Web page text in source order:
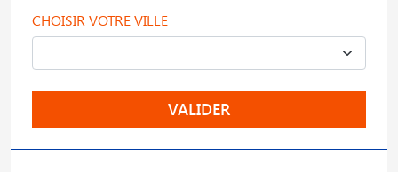
CHOISIR VOTRE VILLE
VALIDER